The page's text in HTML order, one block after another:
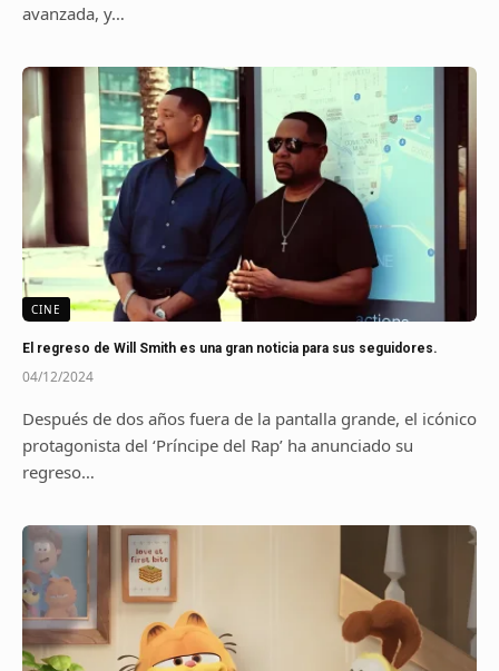
avanzada, y…
CINE
El regreso de Will Smith es una gran noticia para sus seguidores.
04/12/2024
Después de dos años fuera de la pantalla grande, el icónico
protagonista del ‘Príncipe del Rap’ ha anunciado su
regreso…